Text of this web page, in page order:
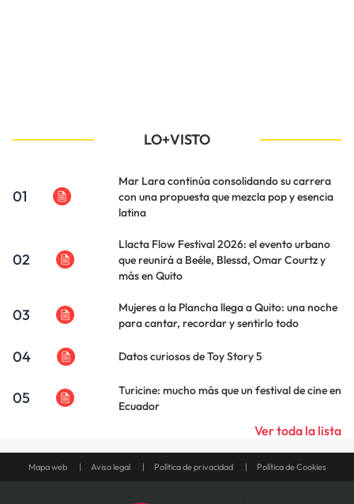
LO+VISTO
01
Mar Lara continúa consolidando su carrera
con una propuesta que mezcla pop y esencia
latina
02
Llacta Flow Festival 2026: el evento urbano
que reunirá a Beéle, Blessd, Omar Courtz y
más en Quito
03
Mujeres a la Plancha llega a Quito: una noche
para cantar, recordar y sentirlo todo
04 Datos curiosos de Toy Story 5
05
Turicine: mucho más que un festival de cine en
Ecuador
Ver toda la lista
Mapa web Aviso legal Política de privacidad Política de Cookies